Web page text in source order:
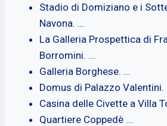
Stadio di Domiziano e i
Navona. ...
La Galleria Prospettica di
Borromini. ...
Galleria Borghese. ...
Domus di Palazzo Valentini.
Casina delle Civette a Villa
Quartiere Coppedè ...